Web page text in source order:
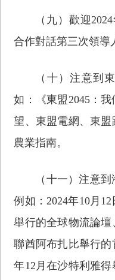
（九）歡迎
合作對話第三次領導
（十）注意到
如：《東盟2045：
望、東盟電網、東
農業指南。
（十一）注意
例如：2024年10月
舉行的全球物流論壇
聯酋阿布扎比舉行的
年12月在沙特利雅